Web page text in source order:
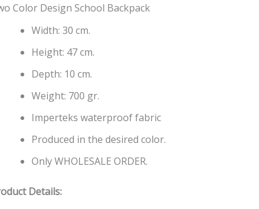
Color Design School Backpack
Width: 30 cm.
Height: 47 cm.
Depth: 10 cm.
Weight: 700 gr.
Imperteks waterproof fabric
Produced in the desired color.
Only WHOLESALE ORDER.
Details: